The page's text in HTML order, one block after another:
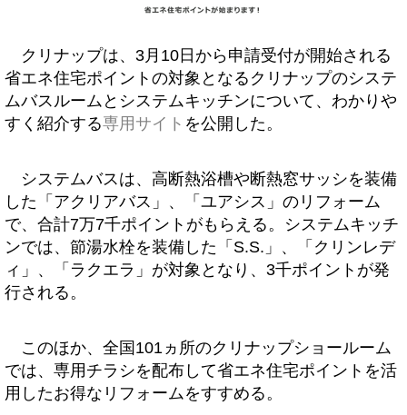
クリナップは、3月10日から申請受付が開始される
省エネ住宅ポイントの対象となるクリナップのシステ
ムバスルームとシステムキッチンについて、わかりや
すく紹介する専用サイト を公開した。
システムバスは、高断熱浴槽や断熱窓サッシを装備
した「アクリアバス」、「ユアシス」のリフォーム
で、合計7万7千ポイントがもらえる。システムキッチ
ンでは、節湯水栓を装備した「S.S.」、「クリンレデ
ィ」、「ラクエラ」が対象となり、3千ポイントが発
行される。
このほか、全国101ヵ所のクリナップショールーム
では、専用チラシを配布して省エネ住宅ポイントを活
用したお得なリフォームをすすめる。